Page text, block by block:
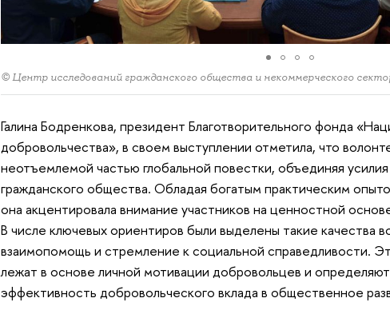
© Центр исследований гражданского общества и некоммерческого
Галина Бодренкова, президент Благотворительного фонда
добровольчества», в своем выступлении отметила, что
неотъемлемой частью глобальной повестки, объединяя усилия
гражданского общества. Обладая богатым практическим
она акцентировала внимание участников на ценностной
В числе ключевых ориентиров были выделены такие качества
взаимопомощь и стремление к социальной справедливости.
лежат в основе личной мотивации добровольцев и
эффективность добровольческого вклада в общественное